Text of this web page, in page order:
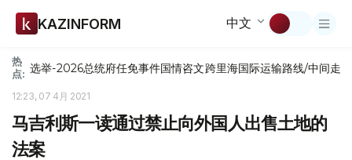
KAZINFORM 中文
热
点: 选举-2026总统府任免事件国情咨文跨里海国际运输路线/中间走廊
12:23, 07 4月 2021
马吉利斯一读通过禁止向外国人出售土地的
法案